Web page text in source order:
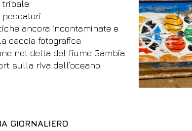
tribale
pescatori
ancora incontaminate e
caccia fotografica
nel delta del fiume Gambia
sulla riva dell’oceano
GIORNALIERO